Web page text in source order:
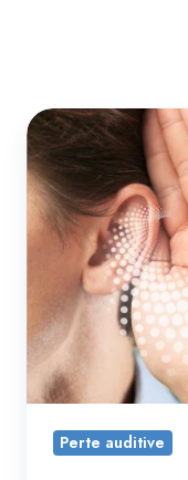
Quels
sont
les
différents
types
causes
de
la
perte
auditive
Perte auditive